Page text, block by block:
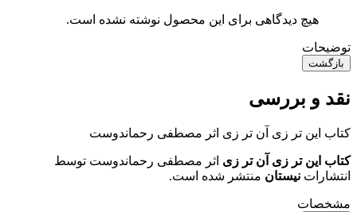
هیچ دیدگاهی برای این محصول نوشته نشده است.
توضیحات
بازگشت
نقد و بررسی
کتاب این تر زی آن تر زی اثر مصطفی رحماندوست
کتاب این تر زی آن تر زی اثر مصطفی رحماندوست توسط
انتشارات نیستان منتشر شده است.
مشخصات